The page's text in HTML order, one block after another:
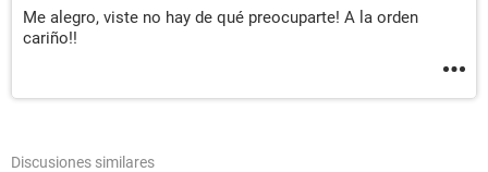
Me alegro, viste no hay de qué preocuparte! A la orden
cariño!!
Discusiones similares